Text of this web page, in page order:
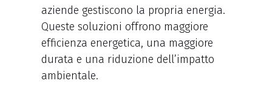
aziende gestiscono la propria energia.
Queste soluzioni offrono maggiore
efficienza energetica, una maggiore
durata e una riduzione dell’impatto
ambientale.